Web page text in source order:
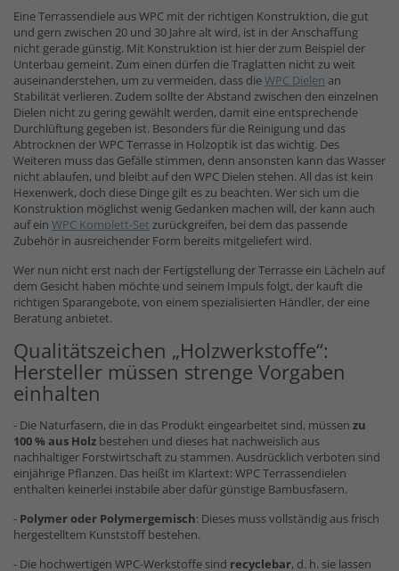
Eine Terrassendiele aus WPC mit der richtigen Konstruktion, die gut
und gern zwischen 20 und 30 Jahre alt wird, ist in der Anschaffung
nicht gerade günstig. Mit Konstruktion ist hier der zum Beispiel der
Unterbau gemeint. Zum einen dürfen die Traglatten nicht zu weit
auseinanderstehen, um zu vermeiden, dass dieWPC Dielen an
Stabilität verlieren. Zudem sollte der Abstand zwischen den einzelnen
Dielen nicht zu gering gewählt werden, damit eine entsprechende
Durchlüftung gegeben ist. Besonders für die Reinigung und das
Abtrocknen der WPC Terrasse in Holzoptik ist das wichtig. Des
Weiteren muss das Gefälle stimmen, denn ansonsten kann das Wasser
nicht ablaufen, und bleibt auf den WPC Dielen stehen. All das ist kein
Hexenwerk, doch diese Dinge gilt es zu beachten. Wer sich um die
Konstruktion möglichst wenig Gedanken machen will, der kann auch
auf ein WPC Komplett-Set zurückgreifen, bei dem das passende
Zubehör in ausreichender Form bereits mitgeliefert wird.
Wer nun nicht erst nach der Fertigstellung der Terrasse ein Lächeln auf
dem Gesicht haben möchte und seinem Impuls folgt, der kauft die
richtigen Sparangebote, von einem spezialisierten Händler, der eine
Beratung anbietet.
Qualitätszeichen „Holzwerkstoffe“:
Hersteller müssen strenge Vorgaben
einhalten
- Die Naturfasern, die in das Produkt eingearbeitet sind, müssen zu
100 % aus Holz bestehen und dieses hat nachweislich aus
nachhaltiger Forstwirtschaft zu stammen. Ausdrücklich verboten sind
einjährige Pflanzen. Das heißt im Klartext: WPC Terrassendielen
enthalten keinerlei instabile aber dafür günstige Bambusfasern.
- Polymer oder Polymergemisch: Dieses muss vollständig aus frisch
hergestelltem Kunststoff bestehen.
- Die hochwertigen WPC-Werkstoffe sind recyclebar, d. h. sie lassen